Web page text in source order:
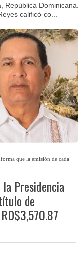
Dominicana.
calificó co...
que la emisión de cada
Presidencia
de